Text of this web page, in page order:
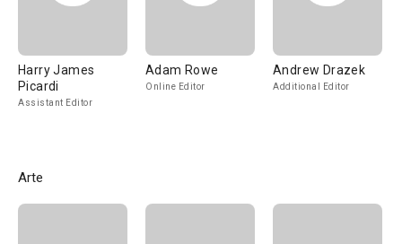
Harry James
Picardi
Assistant Editor
Adam Rowe
Online Editor
Andrew Drazek
Additional Editor
Arte